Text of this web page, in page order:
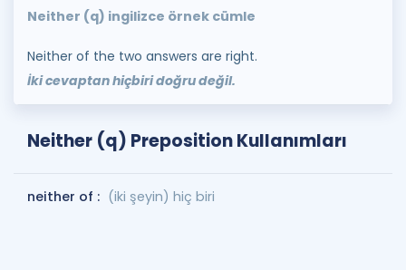
Neither (q) ingilizce örnek cümle
Neither of the two answers are right.
İki cevaptan hiçbiri doğru değil.
Neither (q) Preposition Kullanımları
neither of : (iki şeyin) hiç biri